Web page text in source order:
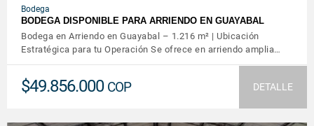
Bodega
BODEGA DISPONIBLE PARA ARRIENDO EN GUAYABAL
Bodega en Arriendo en Guayabal – 1.216 m² | Ubicación
Estratégica para tu Operación Se ofrece en arriendo amplia…
$49.856.000 COP DETALLE